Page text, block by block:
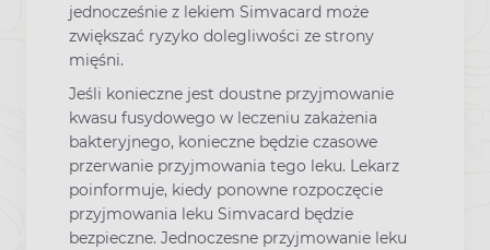
jednocześnie z lekiem Simvacard może
zwiększać ryzyko dolegliwości ze strony
mięśni.
Jeśli konieczne jest doustne przyjmowanie
kwasu fusydowego w leczeniu zakażenia
bakteryjnego, konieczne będzie czasowe
przerwanie przyjmowania tego leku. Lekarz
poinformuje, kiedy ponowne rozpoczęcie
przyjmowania leku Simvacard będzie
bezpieczne. Jednoczesne przyjmowanie leku